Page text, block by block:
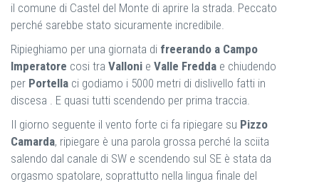
il comune di Castel del Monte di aprire la strada. Peccato
perché sarebbe stato sicuramente incredibile.
Ripieghiamo per una giornata di freerando a Campo
Imperatore cosi tra Valloni e Valle Fredda e chiudendo
per Portella ci godiamo i 5000 metri di dislivello fatti in
discesa . E quasi tutti scendendo per prima traccia.
Il giorno seguente il vento forte ci fa ripiegare su Pizzo
Camarda, ripiegare è una parola grossa perché la sciita
salendo dal canale di SW e scendendo sul SE è stata da
orgasmo spatolare, soprattutto nella lingua finale del